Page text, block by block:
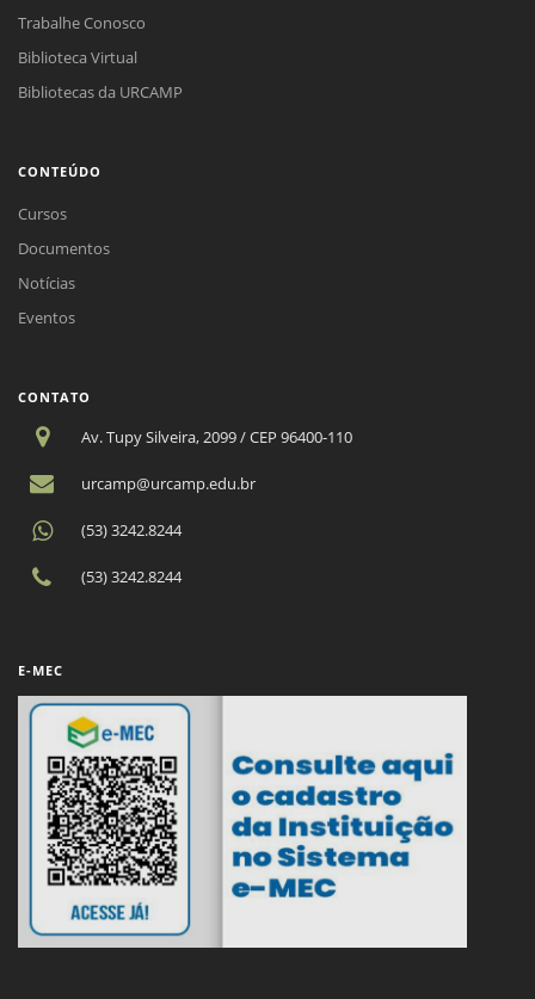
Trabalhe Conosco
Biblioteca Virtual
Bibliotecas da URCAMP
CONTEÚDO
Cursos
Documentos
Notícias
Eventos
CONTATO
Av. Tupy Silveira, 2099 / CEP 96400-110
urcamp@urcamp.edu.br
(53) 3242.8244
(53) 3242.8244
E-MEC